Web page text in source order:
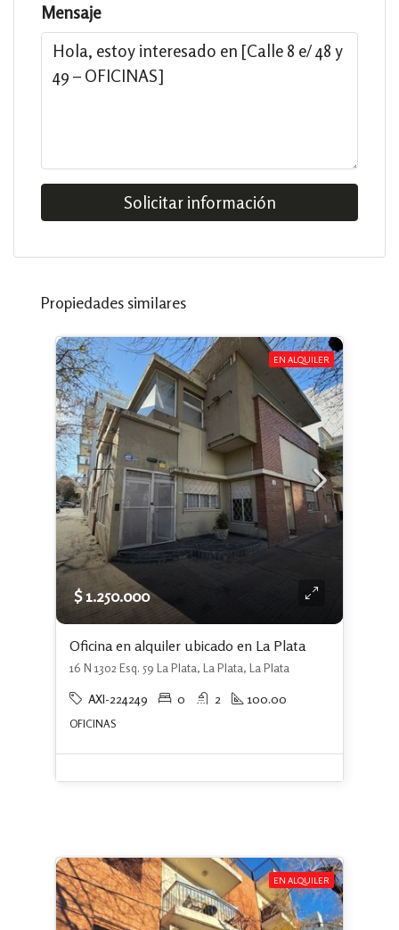
Mensaje
Solicitar información
Propiedades similares
EN ALQUILER
$ 1.250.000
Oficina en alquiler ubicado en La Plata
16 N 1302 Esq. 59 La Plata, La Plata, La Plata
AXI-224249 0 2 100.00
OFICINAS
EN ALQUILER